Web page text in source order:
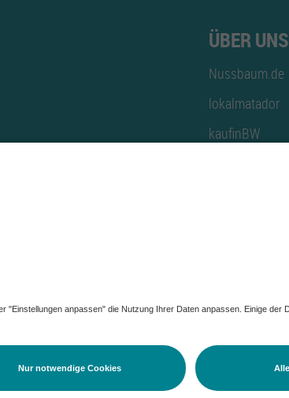
ÜBER UNS
Nussbaum.de
lokalmatador
kaufinBW
Datenschutz-Einstellungen ändern